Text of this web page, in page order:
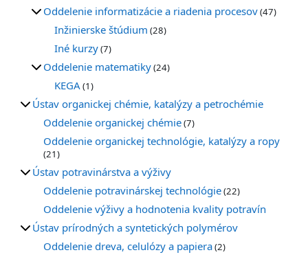
Oddelenie informatizácie a riadenia procesov(47)
Inžinierske štúdium (28)
Iné kurzy(7)
Oddelenie matematiky(24)
KEGA(1)
Ústav organickej chémie, katalýzy a petrochémie
Oddelenie organickej chémie(7)
Oddelenie organickej technológie, katalýzy a ropy
(21)
Ústav potravinárstva a výživy
Oddelenie potravinárskej technológie(22)
Oddelenie výživy a hodnotenia kvality potravín
Ústav prírodných a syntetických polymérov
Oddelenie dreva, celulózy a papiera(2)